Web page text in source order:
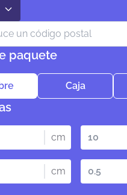
paquete
Caja
cm
cm